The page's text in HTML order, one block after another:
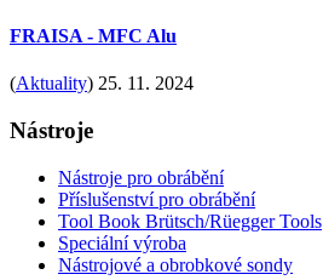
FRAISA - MFC Alu
(Aktuality) 25. 11. 2024
Nástroje
Nástroje pro obrábění
Příslušenství pro obrábění
Tool Book Brütsch/Rüegger Tools
Speciální výroba
Nástrojové a obrobkové sondy